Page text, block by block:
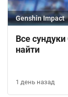
Genshin Impact
Все
найти
1 день назад